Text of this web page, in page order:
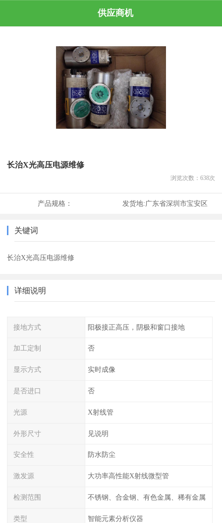
供应商机
长治X光高压电源维修
浏览次数： 638次
产品规格： 发货地:广东省深圳市宝安区
关键词
长治X光高压电源维修
详细说明
接地方式 阳极接正高压，阴极和窗口接地
加工定制 否
显示方式 实时成像
是否进口 否
光源 X射线管
外形尺寸 见说明
安全性 防水防尘
激发源 大功率高性能X射线微型管
检测范围 不锈钢、合金钢、有色金属、稀有金属
类型 智能元素分析仪器